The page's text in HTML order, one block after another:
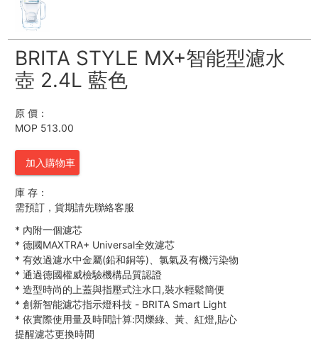
BRITA STYLE MX+智能型濾水
壺 2.4L 藍色
原 價：
MOP 513.00
加入購物車
庫 存：
需預訂，貨期請先聯絡客服
* 內附一個濾芯
* 德國MAXTRA+ Universal全效濾芯
* 有效過濾水中金屬(鉛和銅等)、氯氣及有機污染物
* 通過德國權威檢驗機構品質認證
* 造型時尚的上蓋與指壓式注水口,裝水輕鬆簡便
* 創新智能濾芯指示燈科技 - BRITA Smart Light
* 依實際使用量及時間計算:閃爍綠、黃、紅燈,貼心
提醒濾芯更換時間